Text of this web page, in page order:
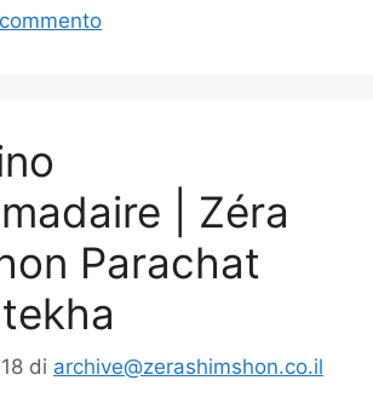
| Zéra
Parachat
di archive@zerashimshon.co.il